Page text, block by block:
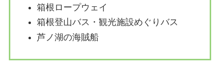
箱根ロープウェイ
箱根登山バス・観光施設めぐりバス
芦ノ湖の海賊船